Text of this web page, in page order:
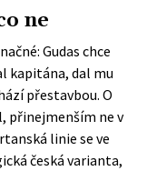
ne
Gudas chce
kapitána, dal mu
přestavbou. O
přinejmenším ne v
linie se ve
česká varianta,